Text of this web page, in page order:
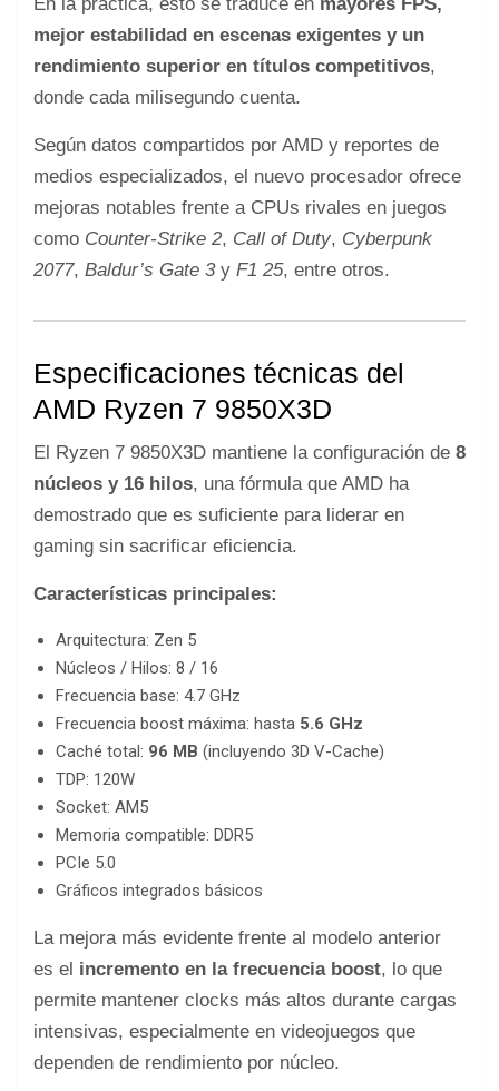
mejor estabilidad en escenas exigentes y un
rendimiento superior en títulos competitivos,
donde cada milisegundo cuenta.
Según datos compartidos por AMD y reportes de
medios especializados, el nuevo procesador ofrece
mejoras notables frente a CPUs rivales en juegos
como Counter-Strike 2, Call of Duty, Cyberpunk
2077, Baldur’s Gate 3y F1 25, entre otros.
Especificaciones técnicas del
AMD Ryzen 7 9850X3D
El Ryzen 7 9850X3D mantiene la configuración de 8
núcleos y 16 hilos, una fórmula que AMD ha
demostrado que es suficiente para liderar en
gaming sin sacrificar eficiencia.
Características principales:
Arquitectura: Zen 5
Núcleos / Hilos: 8 / 16
Frecuencia base: 4.7 GHz
Frecuencia boost máxima: hasta 5.6 GHz
Caché total: 96 MB (incluyendo 3D V-Cache)
TDP: 120W
Socket: AM5
Memoria compatible: DDR5
PCIe 5.0
Gráficos integrados básicos
La mejora más evidente frente al modelo anterior
es el incremento en la frecuencia boost, lo que
permite mantener clocks más altos durante cargas
intensivas, especialmente en videojuegos que
dependen de rendimiento por núcleo.